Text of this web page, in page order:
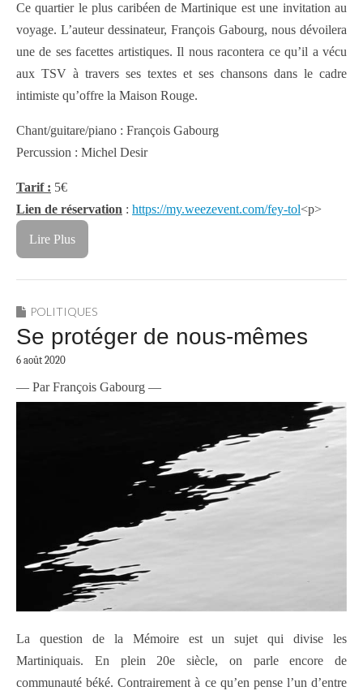
Ce quartier le plus caribéen de Martinique est une invitation au
voyage. L’auteur dessinateur, François Gabourg, nous dévoilera
une de ses facettes artistiques. Il nous racontera ce qu’il a vécu
aux TSV à travers ses textes et ses chansons dans le cadre
intimiste qu’offre la Maison Rouge.
Chant/guitare/piano : François Gabourg
Percussion : Michel Desir
Tarif : 5€
Lien de réservation : https://my.weezevent.com/fey-tol<p>
Lire Plus
POLITIQUES
Se protéger de nous-mêmes
6 août 2020
— Par François Gabourg —
La question de la Mémoire est un sujet qui divise les
Martiniquais. En plein 20e siècle, on parle encore de
communauté béké. Contrairement à ce qu’en pense l’un d’entre